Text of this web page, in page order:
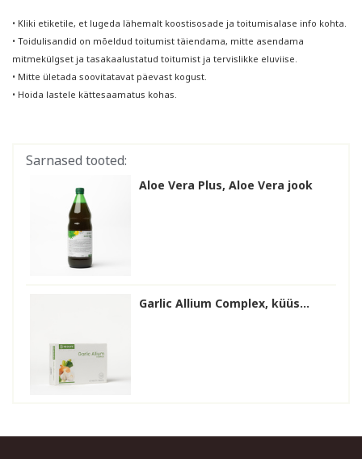
• Kliki etiketile, et lugeda lähemalt koostisosade ja toitumisalase info kohta.
• Toidulisandid on mõeldud toitumist täiendama, mitte asendama
mitmekülgset ja tasakaalustatud toitumist ja tervislikke eluviise.
• Mitte ületada soovitatavat päevast kogust.
• Hoida lastele kättesaamatus kohas.
Sarnased tooted:
Aloe Vera Plus, Aloe Vera jook
Garlic Allium Complex, küüs...